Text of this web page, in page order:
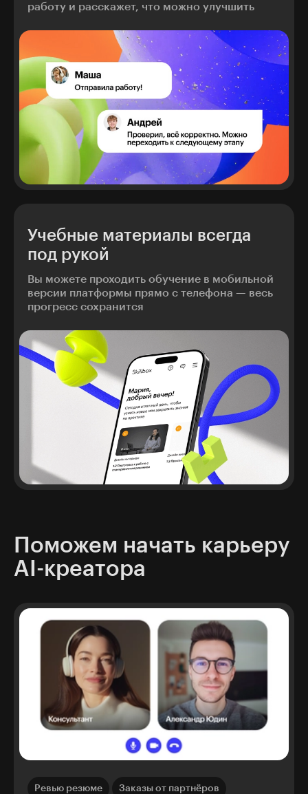
работу и расскажет, что можно улучшить
Учебные материалы всегда
под рукой
Вы можете проходить обучение в мобильной
версии платформы прямо с телефона — весь
прогресс сохранится
Поможем начать карьеру
AI-креатора
Ревью резюме Заказы от партнёров